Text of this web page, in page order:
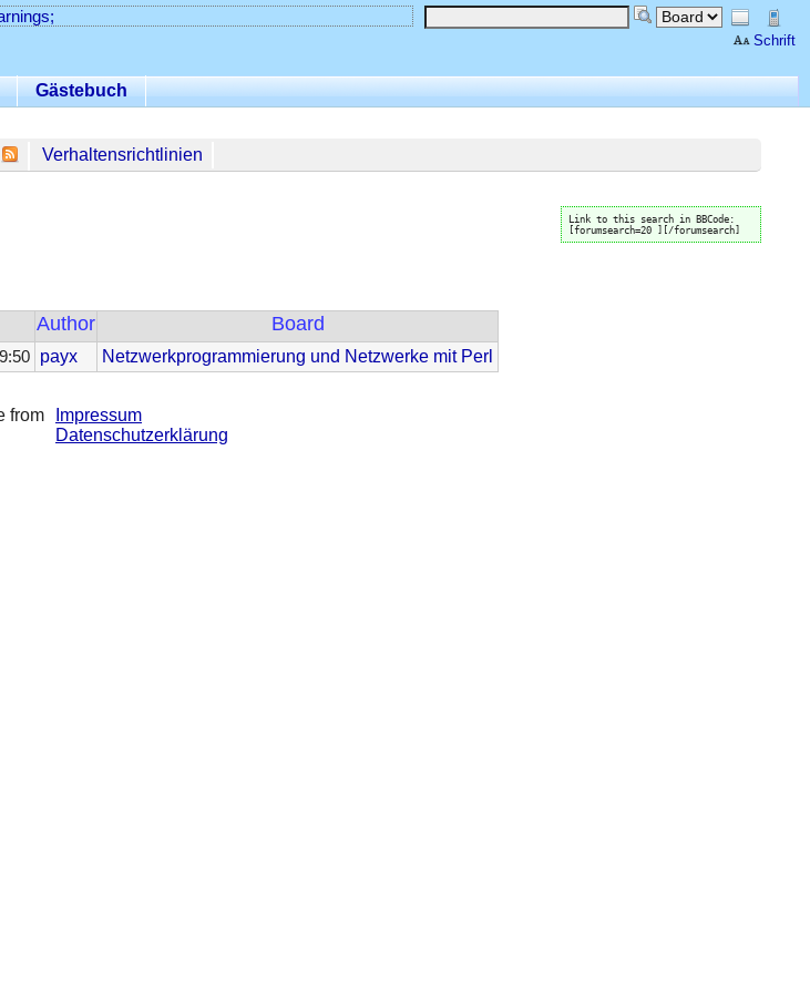
Schrift
Gästebuch
Verhaltensrichtlinien
Link to this search in BBCode:
[forumsearch=20 ][/forumsearch]
Author Board
payx Netzwerkprogrammierung und Netzwerke mit Perl
from
Impressum
Datenschutzerklärung